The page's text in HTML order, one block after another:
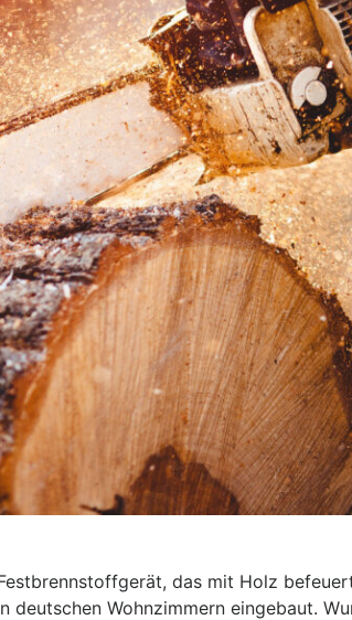
das mit Holz
deutschen Wohnzimmern eingebaut.